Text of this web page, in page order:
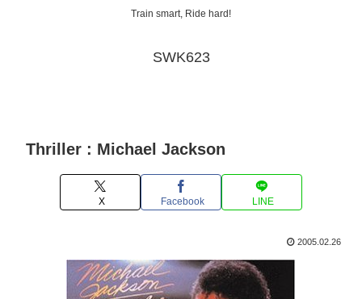
Train smart, Ride hard!
SWK623
Thriller : Michael Jackson
X Facebook LINE
2005.02.26